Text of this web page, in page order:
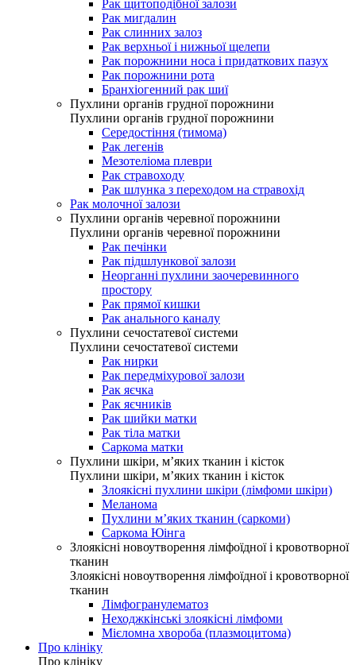
Рак щитоподібної залози
Рак мигдалин
Рак слинних залоз
Рак верхньої і нижньої щелепи
Рак порожнини носа і придаткових пазух
Рак порожнини рота
Бранхіогенний рак шиї
Пухлини органів грудної порожнини
Пухлини органів грудної порожнини
Середостіння (тимома)
Рак легенів
Мезотеліома плеври
Рак стравоходу
Рак шлунка з переходом на стравохід
Рак молочної залози
Пухлини органів черевної порожнини
Пухлини органів черевної порожнини
Рак печінки
Рак підшлункової залози
Неорганні пухлини заочеревинного
простору
Рак прямої кишки
Рак анального каналу
Пухлини сечостатевої системи
Пухлини сечостатевої системи
Рак нирки
Рак передміхурової залози
Рак яєчка
Рак яєчників
Рак шийки матки
Рак тіла матки
Саркома матки
Пухлини шкіри, м’яких тканин і кісток
Пухлини шкіри, м’яких тканин і кісток
Злоякісні пухлини шкіри (лімфоми шкіри)
Меланома
Пухлини м’яких тканин (саркоми)
Саркома Юінга
Злоякісні новоутворення лімфоїдної і кровотворної
тканин
Злоякісні новоутворення лімфоїдної і кровотворної
тканин
Лімфогранулематоз
Неходжкінські злоякісні лімфоми
Мієломна хвороба (плазмоцитома)
Про клініку
Про клініку